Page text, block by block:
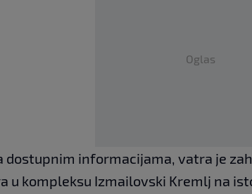
Oglas
dostupnim informacijama, vatra je
u kompleksu Izmailovski Kremlj na